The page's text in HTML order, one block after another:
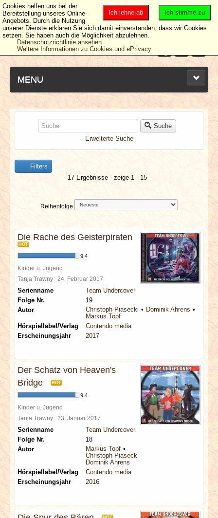
MENU
NEUESTE ARTIKEL
NEWS & DATES
BERICHTE
VERLOSUNGEN
SPECIALS
REDAKTION
LINKS
ARCHIV
Suche
Erweiterte Suche
Filters
17 Ergebnisse - zeige 1 - 15
Reihenfolge
Die Rache des Geisterpiraten
HOT
9,4
Kinder u. Jugend
Tanja Trawny 24. Februar 2017
Serienname
Team Undercover
Folge Nr.
19
Autor
Christoph Piasecki
Dominik Ahrens
Markus Topf
Hörspiellabel/Verlag
Contendo media
Erscheinungsjahr
2017
Der Schatz von Heaven's
Bridge
HOT
9,4
Kinder u. Jugend
Tanja Trawny 23. Januar 2017
Serienname
Team Undercover
Folge Nr.
18
Autor
Markus Topf
Christoph Piasecki
Dominik Ahrens
Hörspiellabel/Verlag
Contendo media
Erscheinungsjahr
2016
Ich stimme zu
Ich lehne ab
Cookies helfen uns bei der
Bereitstellung unseres Online-
Angebots. Durch die Nutzung
unserer Dienste erklären Sie sich damit einverstanden, dass wir Cookies
setzen. Sie haben auch die Möglichkeit abzulehnen.
Datenschutzrichtlinie ansehen
Weitere Informationen zu Cookies und ePrivacy